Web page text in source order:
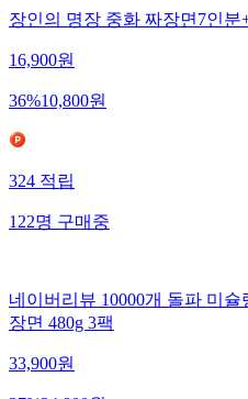
장인의 명장 중화 짜장면7인분
16,900원
36%10,800원
324적립
122명구매중
네이버리뷰 10000개 돌파 미
장면 480g 3팩
33,900원